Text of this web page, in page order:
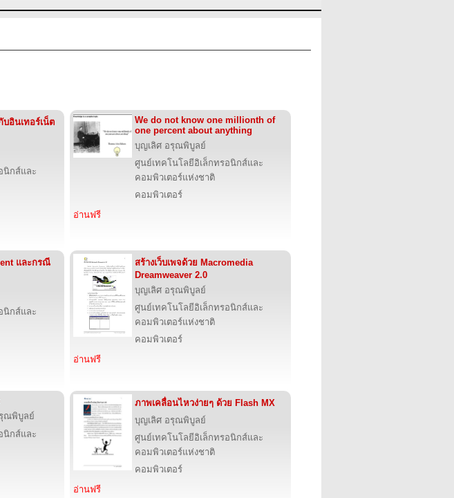
อินเทอร์เน็ต
นิกส์และ
We do not know one millionth of
one percent about anything
บุญเลิศ อรุณพิบูลย์
ศูนย์เทคโนโลยีอิเล็กทรอนิกส์และ
คอมพิวเตอร์แห่งชาติ
คอมพิวเตอร์
อ่านฟรี
และกรณี
นิกส์และ
สร้างเว็บเพจด้วย Macromedia
Dreamweaver 2.0
บุญเลิศ อรุณพิบูลย์
ศูนย์เทคโนโลยีอิเล็กทรอนิกส์และ
คอมพิวเตอร์แห่งชาติ
คอมพิวเตอร์
อ่านฟรี
ณพิบูลย์
นิกส์และ
ภาพเคลื่อนไหวง่ายๆ ด้วย Flash MX
บุญเลิศ อรุณพิบูลย์
ศูนย์เทคโนโลยีอิเล็กทรอนิกส์และ
คอมพิวเตอร์แห่งชาติ
คอมพิวเตอร์
อ่านฟรี